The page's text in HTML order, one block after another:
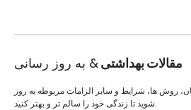
مقالات بهداشتی& به روز رسانی
روش ها، شرایط و سایر الزامات مربوطه به روز
شوید تا زندگی خود را سالم تر و بهتر کنید.